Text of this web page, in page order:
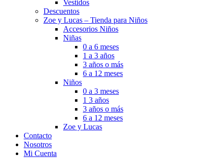
Vestidos
Descuentos
Zoe y Lucas – Tienda para Niños
Accesorios Niños
Niñas
0 a 6 meses
1 a 3 años
3 años o más
6 a 12 meses
Niños
0 a 3 meses
1 3 años
3 años o más
6 a 12 meses
Zoe y Lucas
Contacto
Nosotros
Mi Cuenta